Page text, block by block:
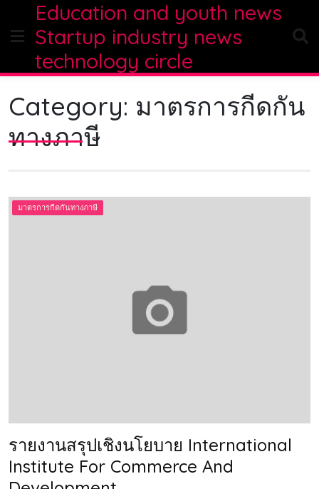
content
Education and youth news
Startup industry news
technology circle
Category: มาตรการกีดกัน
ทางภาษี
มาตรการกีดกันทางภาษี
รายงานสรุปเชิงนโยบาย International
Institute For Commerce And